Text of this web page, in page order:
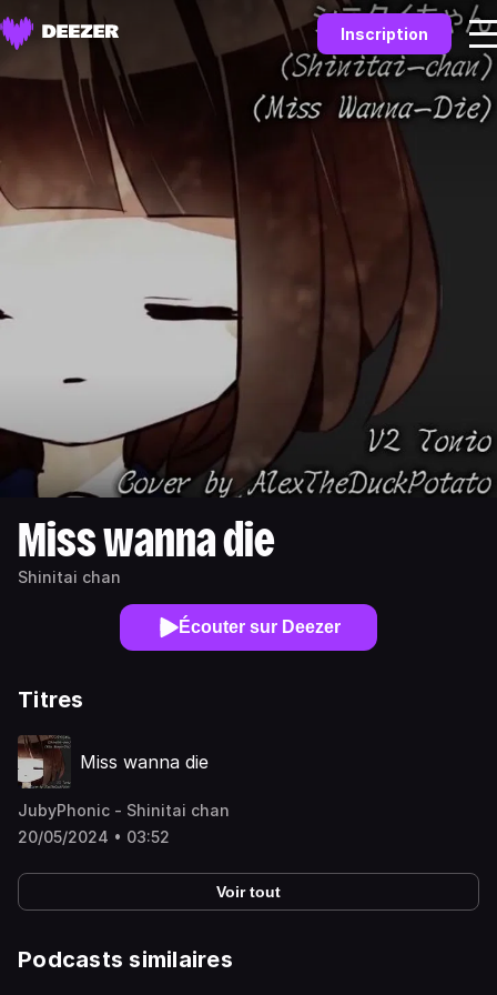
Inscription
Miss wanna die
Shinitai chan
Écouter sur Deezer
Titres
Miss wanna die
JubyPhonic - Shinitai chan
20/05/2024 • 03:52
Voir tout
Podcasts similaires